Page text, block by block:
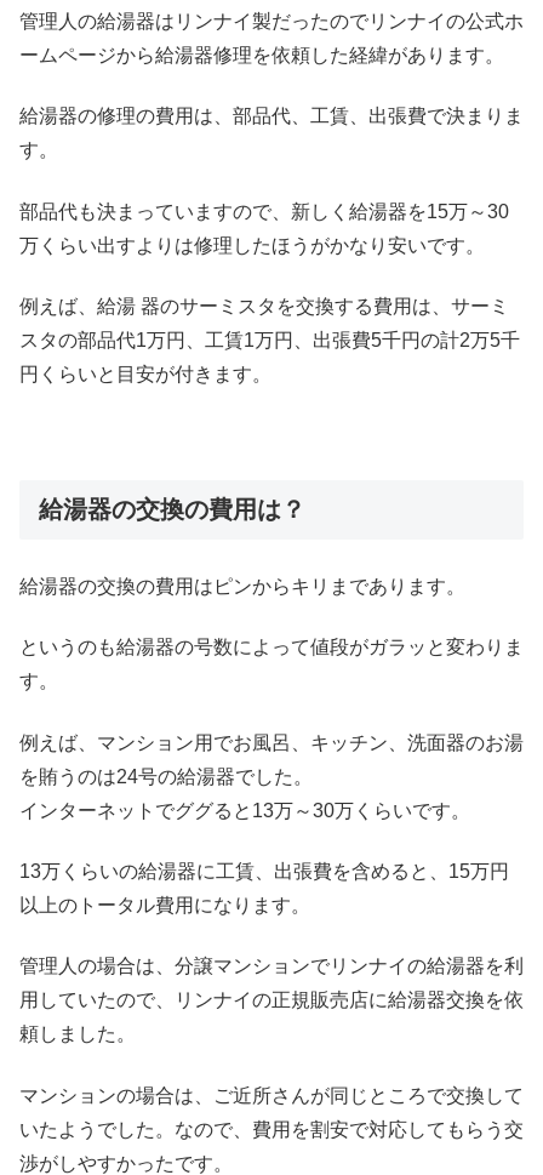
管理人の給湯器はリンナイ製だったのでリンナイの公式ホ
ームページから給湯器修理を依頼した経緯があります。
給湯器の修理の費用は、部品代、工賃、出張費で決まりま
す。
部品代も決まっていますので、新しく給湯器を15万～30
万くらい出すよりは修理したほうがかなり安いです。
例えば、給湯 器のサーミスタを交換する費用は、サーミ
スタの部品代1万円、工賃1万円、出張費5千円の計2万5千
円くらいと目安が付きます。
給湯器の交換の費用は？
給湯器の交換の費用はピンからキリまであります。
というのも給湯器の号数によって値段がガラッと変わりま
す。
例えば、マンション用でお風呂、キッチン、洗面器のお湯
を賄うのは24号の給湯器でした。
インターネットでググると13万～30万くらいです。
13万くらいの給湯器に工賃、出張費を含めると、15万円
以上のトータル費用になります。
管理人の場合は、分譲マンションでリンナイの給湯器を利
用していたので、リンナイの正規販売店に給湯器交換を依
頼しました。
マンションの場合は、ご近所さんが同じところで交換して
いたようでした。なので、費用を割安で対応してもらう交
渉がしやすかったです。